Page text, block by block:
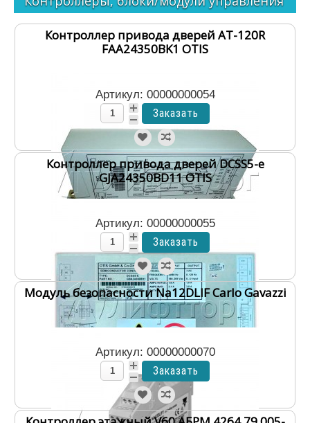
Избранное
Ваш список избранного пока пуст.
Сравнение
Контроллер привода дверей AT-120R
FAA24350BK1 OTIS
Артикул: 00000000054
Контроллер привода дверей DCSS5-e
GJA24350BD11 OTIS
Артикул: 00000000055
Модуль безопасности Na12DLIF Carlo Gavazzi
Артикул: 00000000070